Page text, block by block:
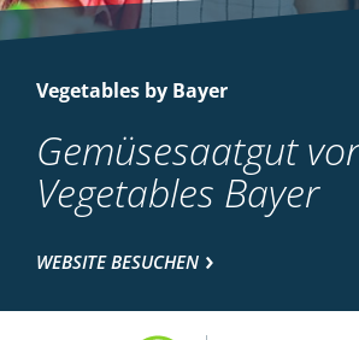
Vegetables by Bayer
Gemüsesaatgut
Vegetables Bayer
WEBSITE BESUCHEN